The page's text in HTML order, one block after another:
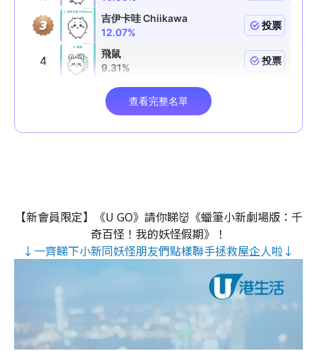
【新會員限定】《U GO》請你睇👹《蠟筆小新劇場版：千
奇百怪！我的妖怪假期》！
↓一齊睇下小新同妖怪朋友們點樣聯手拯救屋企人啦↓